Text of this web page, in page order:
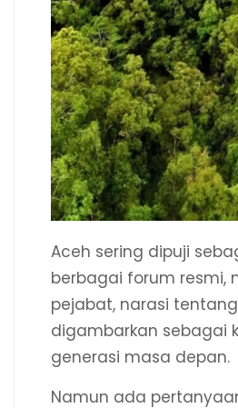
Aceh sering dipuji
berbagai forum resmi,
pejabat, narasi tentang
digambarkan sebagai
generasi masa depan.
Namun ada